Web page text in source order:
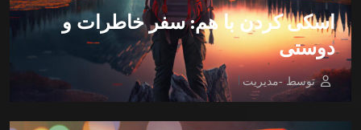
اسکی کردن با هم: سفر خاطرات و
دوستی
توسط -مدیریت